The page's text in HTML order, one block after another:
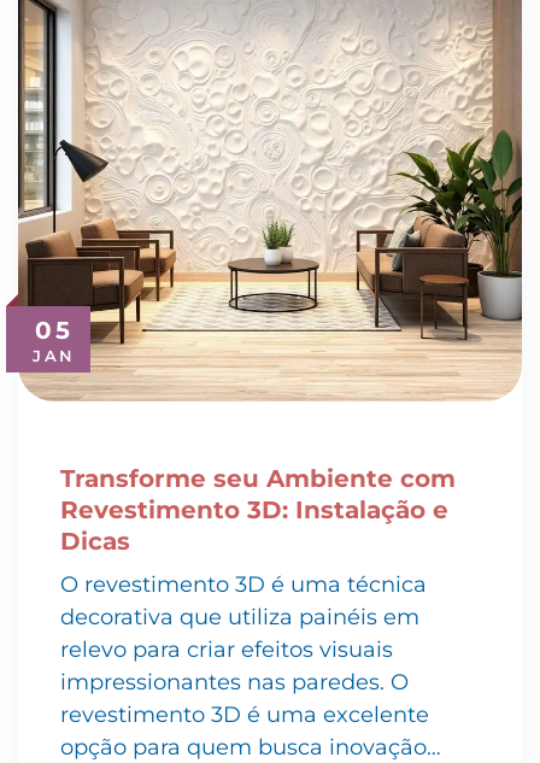
05
JAN
Transforme seu Ambiente com
Revestimento 3D: Instalação e
Dicas
O revestimento 3D é uma técnica
decorativa que utiliza painéis em
relevo para criar efeitos visuais
impressionantes nas paredes. O
revestimento 3D é uma excelente
opção para quem busca inovação…